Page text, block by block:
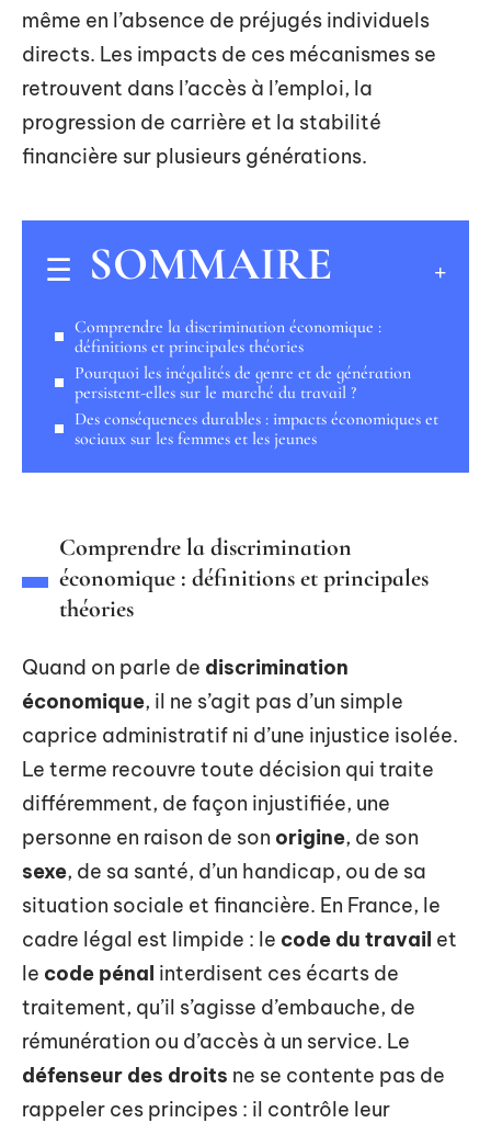
même en l’absence de préjugés individuels
directs. Les impacts de ces mécanismes se
retrouvent dans l’accès à l’emploi, la
progression de carrière et la stabilité
financière sur plusieurs générations.
SOMMAIRE
Comprendre la discrimination économique :
définitions et principales théories
Pourquoi les inégalités de genre et de génération
persistent-elles sur le marché du travail ?
Des conséquences durables : impacts économiques et
sociaux sur les femmes et les jeunes
Comprendre la discrimination
économique : définitions et principales
théories
Quand on parle de discrimination
économique, il ne s’agit pas d’un simple
caprice administratif ni d’une injustice isolée.
Le terme recouvre toute décision qui traite
différemment, de façon injustifiée, une
personne en raison de son origine, de son
sexe, de sa santé, d’un handicap, ou de sa
situation sociale et financière. En France, le
cadre légal est limpide : le code du travail et
le code pénal interdisent ces écarts de
traitement, qu’il s’agisse d’embauche, de
rémunération ou d’accès à un service. Le
défenseur des droits ne se contente pas de
rappeler ces principes : il contrôle leur